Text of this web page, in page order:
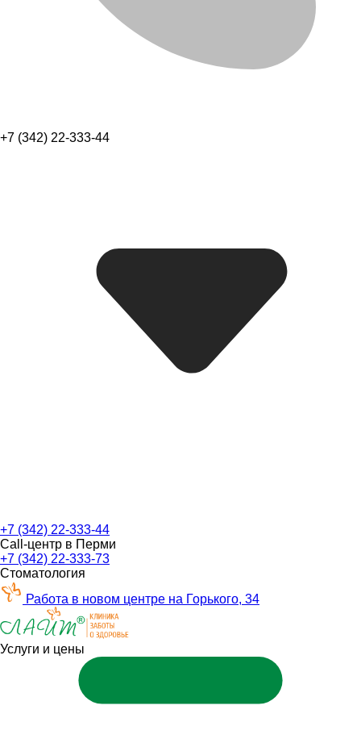
+7 (342) 22-333-44
+7 (342) 22-333-44
Call-центр в Перми
+7 (342) 22-333-73
Стоматология
Работа в новом центре на Горького, 34
Услуги и цены